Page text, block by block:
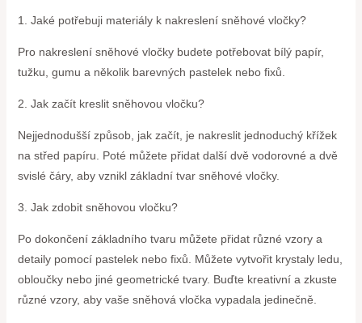
1. Jaké potřebuji materiály k nakreslení sněhové vločky?
Pro nakreslení sněhové vločky budete potřebovat bílý papír,
tužku, gumu a několik barevných pastelek nebo fixů.
2. Jak začít kreslit sněhovou vločku?
Nejjednodušší způsob, jak začít, je nakreslit jednoduchý křížek
na střed papíru. Poté můžete přidat další dvě vodorovné a dvě
svislé čáry, aby vznikl základní tvar sněhové vločky.
3. Jak zdobit sněhovou vločku?
Po dokončení základního tvaru můžete přidat různé vzory a
detaily pomocí pastelek nebo fixů. Můžete vytvořit krystaly ledu,
obloučky nebo jiné geometrické tvary. Buďte kreativní a zkuste
různé vzory, aby vaše sněhová vločka vypadala jedinečně.